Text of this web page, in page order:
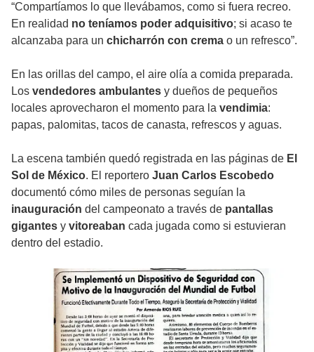
“Compartíamos lo que llevábamos, como si fuera recreo.
En realidad no teníamos poder adquisitivo; si acaso te
alcanzaba para un chicharrón con crema o un refresco”.
En las orillas del campo, el aire olía a comida preparada.
Los vendedores ambulantes y dueños de pequeños
locales aprovecharon el momento para la vendimia:
papas, palomitas, tacos de canasta, refrescos y aguas.
La escena también quedó registrada en las páginas de El
Sol de México. El reportero Juan Carlos Escobedo
documentó cómo miles de personas seguían la
inauguración del campeonato a través de pantallas
gigantes y vitoreaban cada jugada como si estuvieran
dentro del estadio.